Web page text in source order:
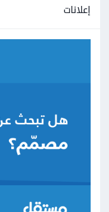
إعلانات